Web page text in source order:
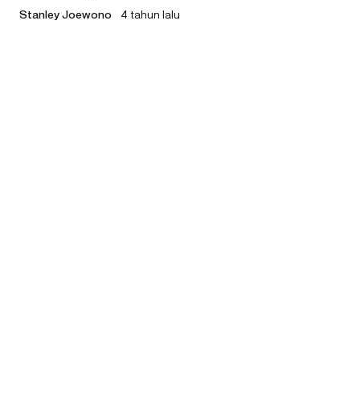
Stanley Joewono 4 tahun lalu